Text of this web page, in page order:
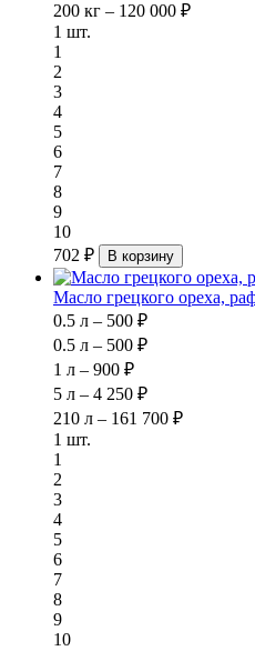
200 кг – 120 000 ₽
1 шт.
1
2
3
4
5
6
7
8
9
10
702 ₽
В корзину
Масло грецкого ореха,
0.5 л – 500 ₽
0.5 л – 500 ₽
1 л – 900 ₽
5 л – 4 250 ₽
210 л – 161 700 ₽
1 шт.
1
2
3
4
5
6
7
8
9
10